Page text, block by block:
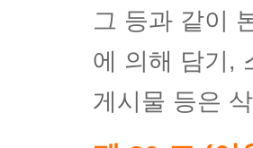
그 등과 같이
에 의해 담기,
게시물 등은